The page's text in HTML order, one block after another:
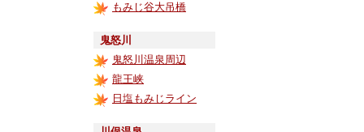
もみじ谷大吊橋
鬼怒川
鬼怒川温泉周辺
龍王峡
日塩もみじライン